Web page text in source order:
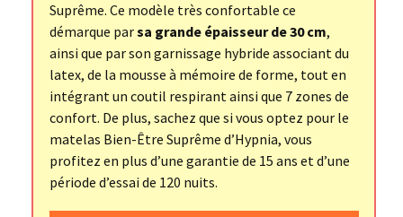
Suprême. Ce modèle très confortable ce
démarque parsa grande épaisseur de 30 cm,
ainsi que par son garnissage hybride associant du
latex, de la mousse à mémoire de forme, tout en
intégrant un coutil respirant ainsi que 7 zones de
confort. De plus, sachez que si vous optez pour le
matelas Bien-Être Suprême d’Hypnia, vous
profitez en plus d’une garantie de 15 ans et d’une
période d’essai de 120 nuits.